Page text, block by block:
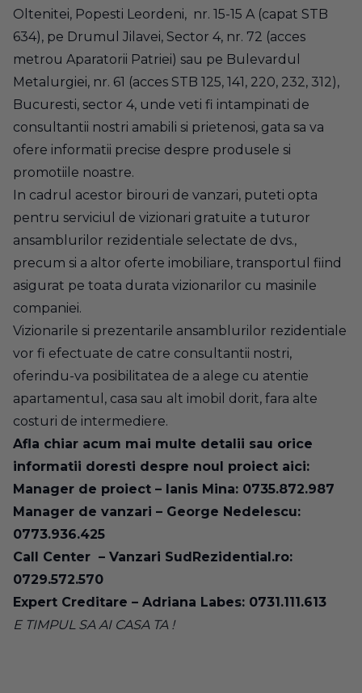
Oltenitei, Popesti Leordeni, nr. 15-15 A (capat STB
634), pe Drumul Jilavei, Sector 4, nr. 72 (acces
metrou Aparatorii Patriei) sau pe Bulevardul
Metalurgiei, nr. 61 (acces STB 125, 141, 220, 232, 312),
Bucuresti, sector 4, unde veti fi intampinati de
consultantii nostri amabili si prietenosi, gata sa va
ofere informatii precise despre produsele si
promotiile noastre.
In cadrul acestor birouri de vanzari, puteti opta
pentru serviciul de vizionari gratuite a tuturor
ansamblurilor rezidentiale selectate de dvs.,
precum si a altor oferte imobiliare, transportul fiind
asigurat pe toata durata vizionarilor cu masinile
companiei.
Vizionarile si prezentarile ansamblurilor rezidentiale
vor fi efectuate de catre consultantii nostri,
oferindu-va posibilitatea de a alege cu atentie
apartamentul, casa sau alt imobil dorit, fara alte
costuri de intermediere.
Afla chiar acum mai multe detalii sau orice
informatii doresti despre noul proiect aici:
Manager de proiect – Ianis Mina: 0735.872.987
Manager de vanzari – George Nedelescu:
0773.936.425
Call Center – Vanzari SudRezidential.ro:
0729.572.570
Expert Creditare – Adriana Labes: 0731.111.613
E TIMPUL SA AI CASA TA !